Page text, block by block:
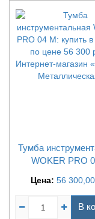
Тумба
WOKER PRO
Цена: 56 300,00
В